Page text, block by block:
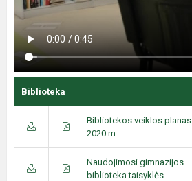
Biblioteka
Bibliotekos veiklos planas
2020 m.
Naudojimosi gimnazijos
biblioteka taisyklės